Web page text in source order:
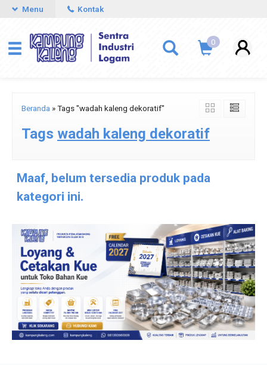
Menu Kontak
0
Beranda »Tags "wadah kaleng dekoratif"
Tags wadah kaleng dekoratif
Maaf, belum tersedia produk pada
kategori ini.